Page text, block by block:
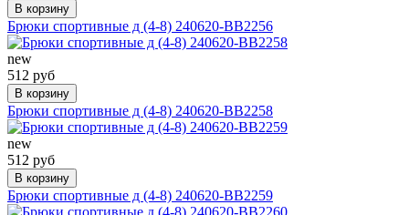
В корзину
Брюки спортивные д (4-8) 240620-BB2256
new
512 руб
В корзину
Брюки спортивные д (4-8) 240620-BB2258
new
512 руб
В корзину
Брюки спортивные д (4-8) 240620-BB2259